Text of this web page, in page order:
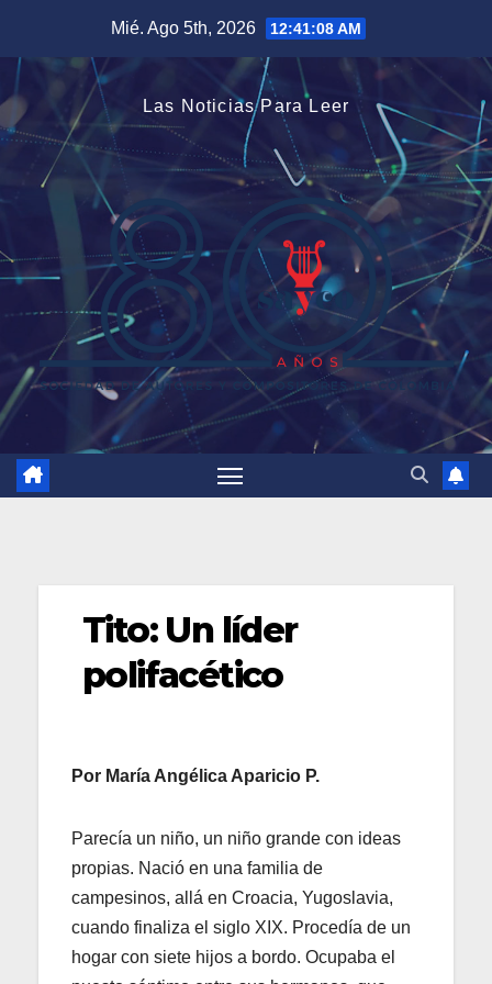
contenido
Mié. Ago 5th, 2026 12:41:09 AM
Las Noticias Para Leer
Tito: Un líder
polifacético
Por María Angélica Aparicio P.
Parecía un niño, un niño grande con ideas
propias. Nació en una familia de
campesinos, allá en Croacia, Yugoslavia,
cuando finaliza el siglo XIX. Procedía de un
hogar con siete hijos a bordo. Ocupaba el